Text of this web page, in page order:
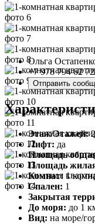
Ольга
+7 978 794 62 72
Отправить
Этаж/Этажей:
Лифт: да
Площадь
Площадь
Комнат: 1
Спален: 1
Закрытая
До моря: до 1
Вид: на море/